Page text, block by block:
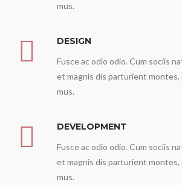
mus.
DESIGN
Fusce ac odio odio. Cum sociis
et magnis dis parturient montes,
mus.
DEVELOPMENT
Fusce ac odio odio. Cum sociis
et magnis dis parturient montes,
mus.